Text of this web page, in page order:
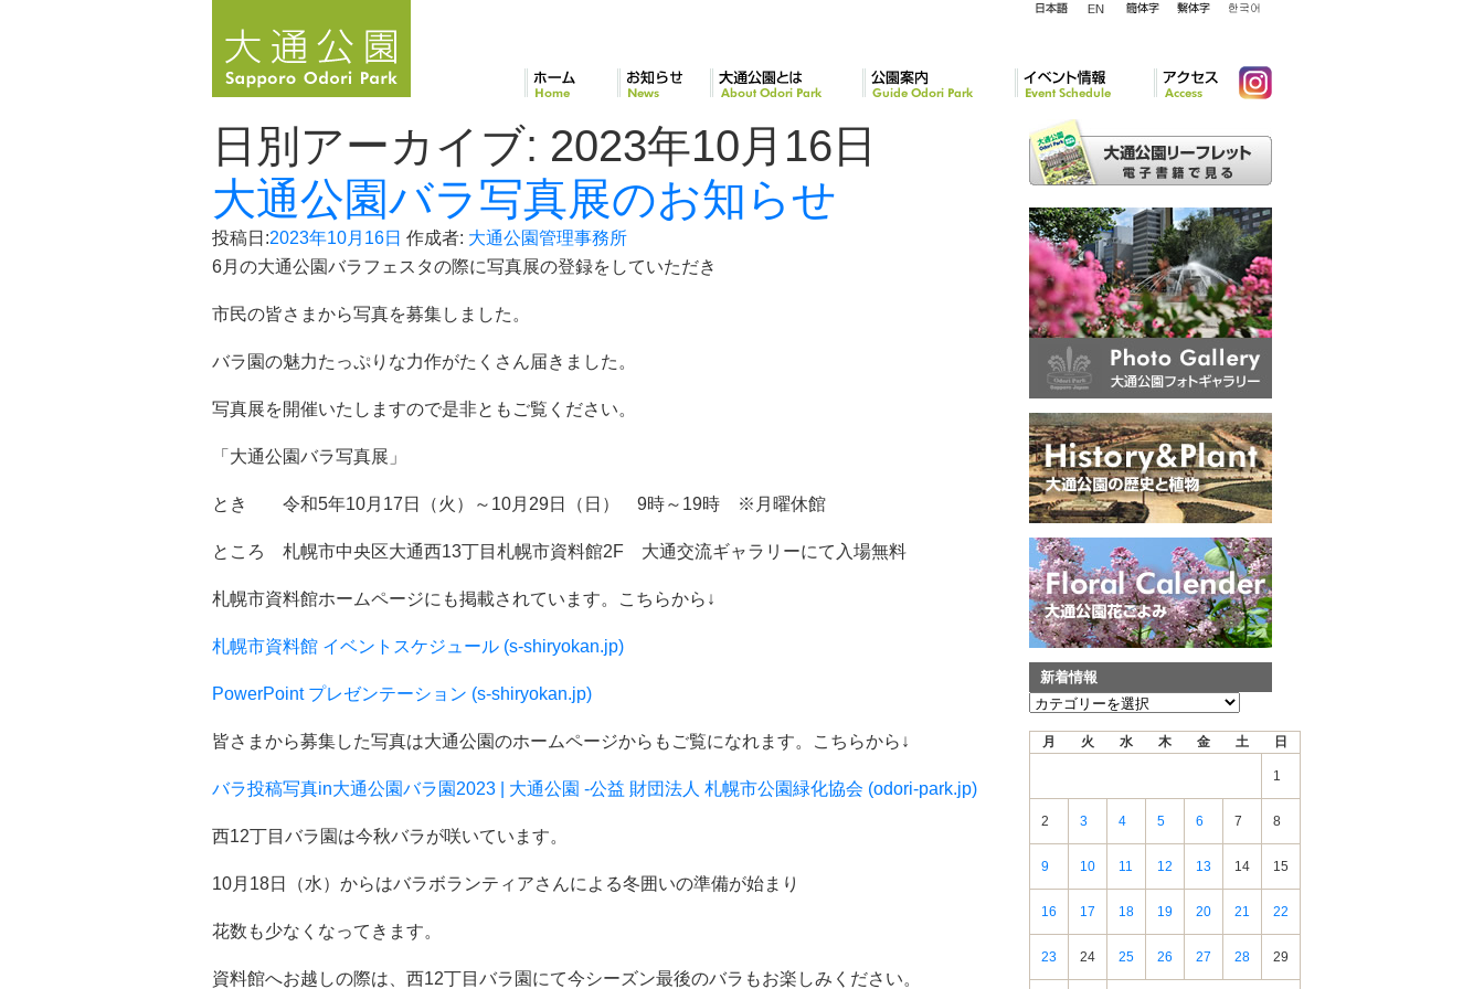
ス
日別アーカイブ: 2023年10月16日
大通公園バラ写真展のお知らせ
投稿日:2023年10月16日 作成者: 大通公園管理事務所
6月の大通公園バラフェスタの際に写真展の登録をしていただき
市民の皆さまから写真を募集しました。
バラ園の魅力たっぷりな力作がたくさん届きました。
写真展を開催いたしますので是非ともご覧ください。
「大通公園バラ写真展」
とき 令和5年10月17日（火）～10月29日（日） 9時～19時 ※月曜休館
ところ 札幌市中央区大通西13丁目札幌市資料館2F 大通交流ギャラリーにて入場無料
札幌市資料館ホームページにも掲載されています。こちらから↓
札幌市資料館 イベントスケジュール (s-shiryokan.jp)
PowerPoint プレゼンテーション (s-shiryokan.jp)
皆さまから募集した写真は大通公園のホームページからもご覧になれます。こちらから↓
バラ投稿写真in大通公園バラ園2023 | 大通公園 -公益 財団法人 札幌市公園緑化協会 (odori-park.jp)
西12丁目バラ園は今秋バラが咲いています。
10月18日（水）からはバラボランティアさんによる冬囲いの準備が始まり
花数も少なくなってきます。
資料館へお越しの際は、西12丁目バラ園にて今シーズン最後のバラもお楽しみください。
新着情報
新
月 火 水 木 金 土 日
1
2 3 4 5 6 7 8
9 10 11 12 13 14 15
16 17 18 19 20 21 22
23 24 25 26 27 28 29